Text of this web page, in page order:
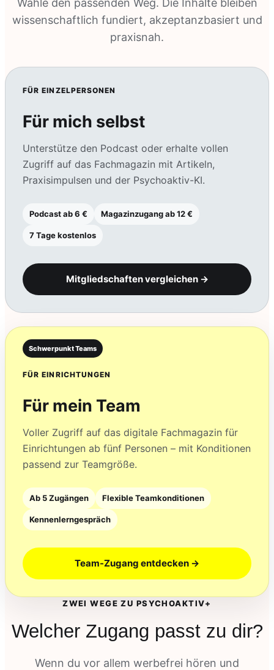
Wähle den passenden Weg. Die Inhalte bleiben
wissenschaftlich fundiert, akzeptanzbasiert und
praxisnah.
FÜR EINZELPERSONEN
Für mich selbst
Unterstütze den Podcast oder erhalte vollen
Zugriff auf das Fachmagazin mit Artikeln,
Praxisimpulsen und der Psychoaktiv-KI.
Podcast ab 6 € Magazinzugang ab 12 €
7 Tage kostenlos
Mitgliedschaften vergleichen →
Schwerpunkt Teams
FÜR EINRICHTUNGEN
Für mein Team
Voller Zugriff auf das digitale Fachmagazin für
Einrichtungen ab fünf Personen – mit Konditionen
passend zur Teamgröße.
Ab 5 Zugängen Flexible Teamkonditionen
Kennenlerngespräch
Team-Zugang entdecken →
ZWEI WEGE ZU PSYCHOAKTIV+
Welcher Zugang passt zu dir?
Wenn du vor allem werbefrei hören und